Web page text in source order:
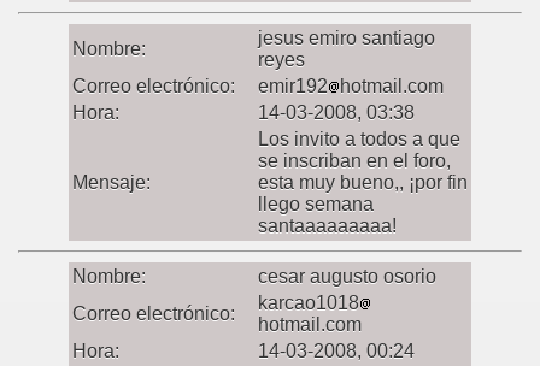
Nombre:
jesus emiro santiago
reyes
Correo electrónico:
emir192
hotmail.com
Hora:
14-03-2008, 03:38
Mensaje:
Los invito a todos a que
se inscriban en el foro,
esta muy bueno,, ¡por fin
llego semana
santaaaaaaaaa!
Nombre:
cesar augusto osorio
Correo electrónico:
karcao1018
hotmail.com
Hora:
14-03-2008, 00:24